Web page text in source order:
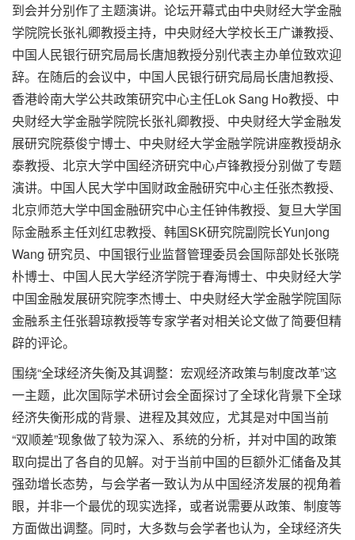
到会并分别作了主题演讲。论坛开幕式由中央财经大学金融
学院院长张礼卿教授主持，中央财经大学校长王广谦教授、
中国人民银行研究局局长唐旭教授分别代表主办单位致欢迎
辞。在随后的会议中，中国人民银行研究局局长唐旭教授、
香港岭南大学公共政策研究中心主任Lok Sang Ho教授、中
央财经大学金融学院院长张礼卿教授、中央财经大学金融发
展研究院蔡俊宁博士、中央财经大学金融学院讲座教授胡永
泰教授、北京大学中国经济研究中心卢锋教授分别做了专题
演讲。中国人民大学中国财政金融研究中心主任张杰教授、
北京师范大学中国金融研究中心主任钟伟教授、复旦大学国
际金融系主任刘红忠教授、韩国SK研究院副院长Yunjong
Wang 研究员、中国银行业监督管理委员会国际部处长张晓
朴博士、中国人民大学经济学院于春海博士、中央财经大学
中国金融发展研究院李杰博士、中央财经大学金融学院国际
金融系主任张碧琼教授等专家学者对相关论文做了简要但精
辟的评论。
围绕“全球经济失衡及其调整：宏观经济政策与制度改革”这
一主题，此次国际学术研讨会全面探讨了全球化背景下全球
经济失衡形成的背景、进程及其效应，尤其是对中国当前
“双顺差”现象做了较为深入、系统的分析，并对中国的政策
取向提出了各自的见解。对于当前中国的巨额外汇储备及其
强劲增长态势，与会学者一致认为从中国经济发展的视角着
眼，并非一个最优的现实选择，或者说需要从政策、制度等
方面做出调整。同时，大多数与会学者也认为，全球经济失